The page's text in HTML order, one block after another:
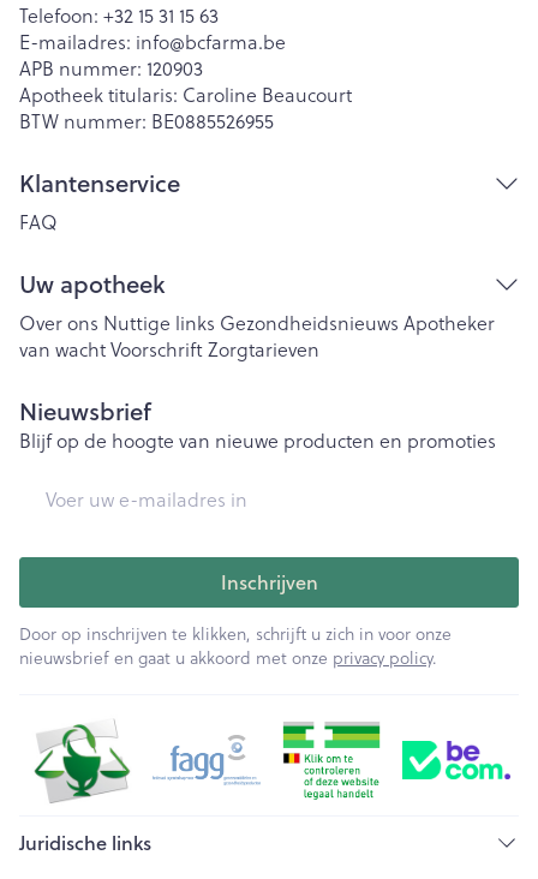
Telefoon: +32 15 31 15 63
E-mailadres: info@bcfarma.be
APB nummer: 120903
Apotheek titularis: Caroline Beaucourt
BTW nummer: BE0885526955
Klantenservice
FAQ
Uw apotheek
Over ons Nuttige links Gezondheidsnieuws Apotheker
van wachtVoorschriftZorgtarieven
Nieuwsbrief
Blijf op de hoogte van nieuwe producten en promoties
Inschrijven
Door op inschrijven te klikken, schrijft u zich in voor onze
nieuwsbrief en gaat u akkoord met onze privacy policy.
Juridische links